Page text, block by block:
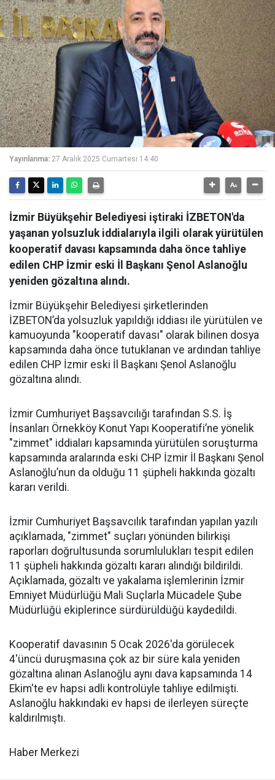
Yayınlanma: 27 Aralık 2025 Cumartesi 14:40
İzmir Büyükşehir Belediyesi iştiraki İZBETON'da
yaşanan yolsuzluk iddialarıyla ilgili olarak yürütülen
kooperatif davası kapsamında daha önce tahliye
edilen CHP İzmir eski İl Başkanı Şenol Aslanoğlu
yeniden gözaltına alındı.
İzmir Büyükşehir Belediyesi şirketlerinden
İZBETON’da yolsuzluk yapıldığı iddiası ile yürütülen ve
kamuoyunda "kooperatif davası" olarak bilinen dosya
kapsamında daha önce tutuklanan ve ardından tahliye
edilen CHP İzmir eski İl Başkanı Şenol Aslanoğlu
gözaltına alındı.
İzmir Cumhuriyet Başsavcılığı tarafından S.S. İş
İnsanları Örnekköy Konut Yapı Kooperatifi’ne yönelik
"zimmet" iddiaları kapsamında yürütülen soruşturma
kapsamında aralarında eski CHP İzmir İl Başkanı Şenol
Aslanoğlu’nun da olduğu 11 şüpheli hakkında gözaltı
kararı verildi.
İzmir Cumhuriyet Başsavcılık tarafından yapılan yazılı
açıklamada, "zimmet" suçları yönünden bilirkişi
raporları doğrultusunda sorumlulukları tespit edilen
11 şüpheli hakkında gözaltı kararı alındığı bildirildi.
Açıklamada, gözaltı ve yakalama işlemlerinin İzmir
Emniyet Müdürlüğü Mali Suçlarla Mücadele Şube
Müdürlüğü ekiplerince sürdürüldüğü kaydedildi.
Kooperatif davasının 5 Ocak 2026'da görülecek
4'üncü duruşmasına çok az bir süre kala yeniden
gözaltına alınan Aslanoğlu aynı dava kapsamında 14
Ekim'te ev hapsi adli kontrolüyle tahliye edilmişti.
Aslanoğlu hakkındaki ev hapsi de ilerleyen süreçte
kaldırılmıştı.
Haber Merkezi